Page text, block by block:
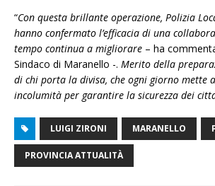
“Con questa brillante operazione, Polizia
hanno confermato l’efficacia di una
tempo continua a migliorare – ha
Sindaco di Maranello -. Merito della
di chi porta la divisa, che ogni giorno mette
incolumità per garantire la sicurezza dei
LUIGI ZIRONI MARANELLO
PROVINCIA ATTUALITÀ